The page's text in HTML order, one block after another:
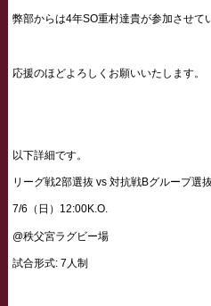
弊部からは4年SO重村達貴が参加させて
応援のほどよろしくお願いいたします。
以下詳細です。
リーグ戦2部選抜 vs 対抗戦Bグループ選
7/6（日）12:00K.O.
@秩父宮ラグビー場
試合形式: 7人制